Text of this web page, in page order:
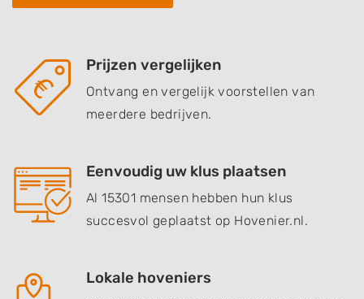
Prijzen vergelijken
Ontvang en vergelijk voorstellen van
meerdere bedrijven.
Eenvoudig uw klus plaatsen
Al 15301 mensen hebben hun klus
succesvol geplaatst op Hovenier.nl.
Lokale hoveniers